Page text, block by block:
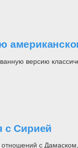
версию
с Сирией
с